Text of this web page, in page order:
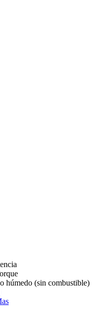
húmedo (sin combustible)